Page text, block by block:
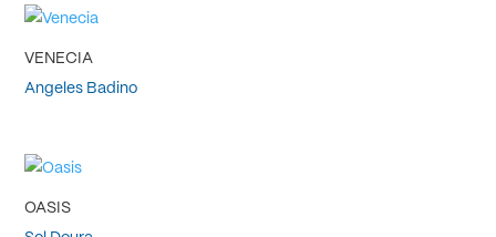
VENECIA
Angeles Badino
OASIS